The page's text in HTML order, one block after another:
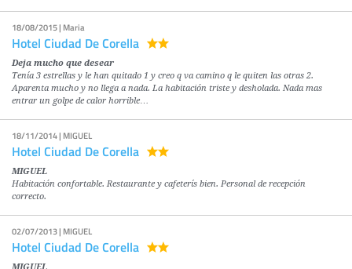
18/08/2015 | Maria
Hotel Ciudad De Corella
Deja mucho que desear
Tenía 3 estrellas y le han quitado 1 y creo q va camino q le quiten las otras 2.
Aparenta mucho y no llega a nada. La habitación triste y desholada. Nada mas
entrar un golpe de calor horrible…
18/11/2014 | MIGUEL
Hotel Ciudad De Corella
MIGUEL
Habitación confortable. Restaurante y cafeterís bien. Personal de recepción
correcto.
02/07/2013 | MIGUEL
Hotel Ciudad De Corella
MIGUEL